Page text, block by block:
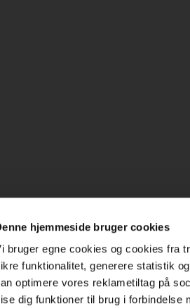
hjemmeside bruger cookies
bruger egne cookies og cookies fra
funktionalitet, generere statistik
optimere vores reklametiltag på
dig funktioner til brug i